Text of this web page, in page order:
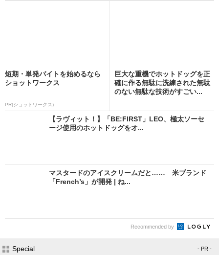
短期・単発バイトを始めるなら
ショットワークス
PR(ショットワークス)
巨大な重機でホットドッグを正
確に作る無駄に洗練された無駄
のない無駄な技術がすごい...
【ラヴィット！】「BE:FIRST」LEO、極太ソーセ
ージ使用のホットドッグをオ...
マスタードのアイスクリームだと…… 米ブランド
「French’s」が開発 | ね...
Recommended by
Special - PR -